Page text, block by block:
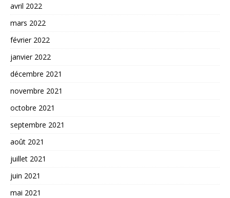
avril 2022
mars 2022
février 2022
janvier 2022
décembre 2021
novembre 2021
octobre 2021
septembre 2021
août 2021
juillet 2021
juin 2021
mai 2021